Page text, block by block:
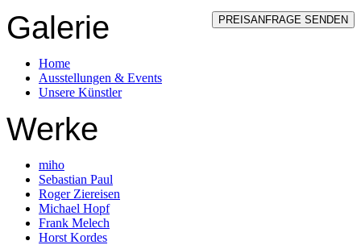
Galerie
Home
Ausstellungen & Events
Unsere Künstler
Werke
miho
Sebastian Paul
Roger Ziereisen
Michael Hopf
Frank Melech
Horst Kordes